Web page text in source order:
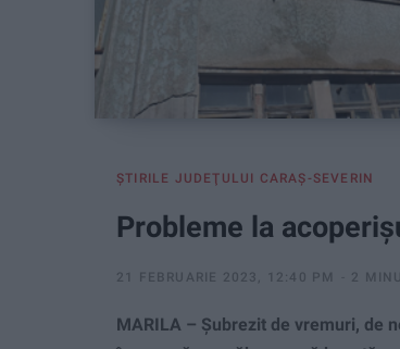
ŞTIRILE JUDEŢULUI CARAŞ-SEVERIN
Probleme la
21 FEBRUARIE 2023, 12:40 PM 2
MARILA – Șubrezit de vremuri, de